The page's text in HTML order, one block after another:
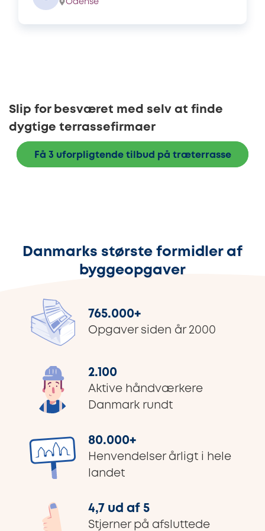
Odense
Slip for besværet med selv at finde
dygtige terrassefirmaer
Få 3 uforpligtende tilbud på træterrasse
Danmarks største formidler af
byggeopgaver
765.000+
Opgaver siden år 2000
2.100
Aktive håndværkere
Danmark rundt
80.000+
Henvendelser årligt i hele
landet
4,7 ud af 5
Stjerner på afsluttede